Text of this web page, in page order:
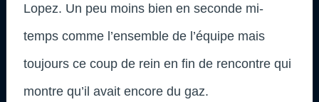
Lopez. Un peu moins bien en seconde mi-
temps comme l’ensemble de l’équipe mais
toujours ce coup de rein en fin de rencontre qui
montre qu’il avait encore du gaz.